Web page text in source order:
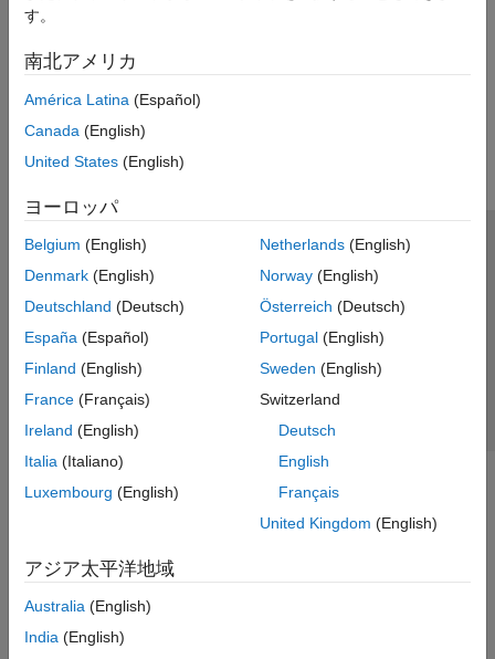
す。
南北アメリカ
América Latina (Español)
Canada (English)
United States (English)
ヨーロッパ
Belgium (English)
Denmark (English)
Deutschland (Deutsch)
España (Español)
Finland (English)
France (Français)
Ireland (English)
Italia (Italiano)
Luxembourg (English)
Netherlands(English)
Norway(English)
Österreich (Deutsch)
Portugal(English)
Sweden (English)
Switzerland
Deutsch
English
Français
United Kingdom (English)
アジア太平洋地域
Australia (English)
India (English)
トラストセンター
プライバシー ポリシー
違法コピー防止
アプリケーション ステータス
© 1994-2026 The MathWorks, Inc.